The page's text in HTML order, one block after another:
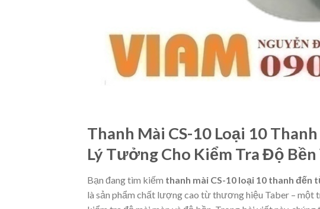
Thanh Mài CS-10 Loại 10
Lý Tưởng Cho Kiểm Tra Độ
Bạn đang tìm kiếm thanh mài CS-10 loại 10 thanh đến
là sản phẩm chất lượng cao từ thương hiệu Taber – một